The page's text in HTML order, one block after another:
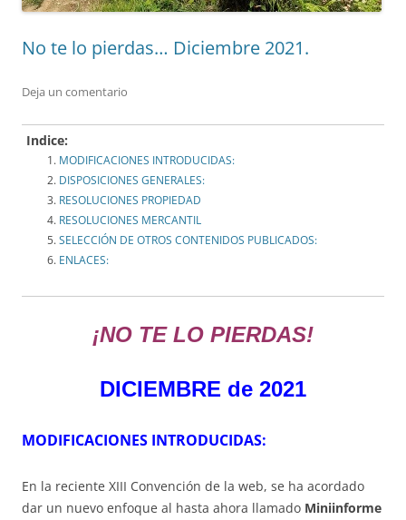
No te lo pierdas… Diciembre 2021.
Deja un comentario
Indice:
MODIFICACIONES INTRODUCIDAS:
DISPOSICIONES GENERALES:
RESOLUCIONES PROPIEDAD
RESOLUCIONES MERCANTIL
SELECCIÓN DE OTROS CONTENIDOS PUBLICADOS:
ENLACES:
¡NO TE LO PIERDAS!
DICIEMBRE de 2021
MODIFICACIONES INTRODUCIDAS:
En la reciente XIII Convención de la web, se ha acordado
dar un nuevo enfoque al hasta ahora llamado Miniinforme